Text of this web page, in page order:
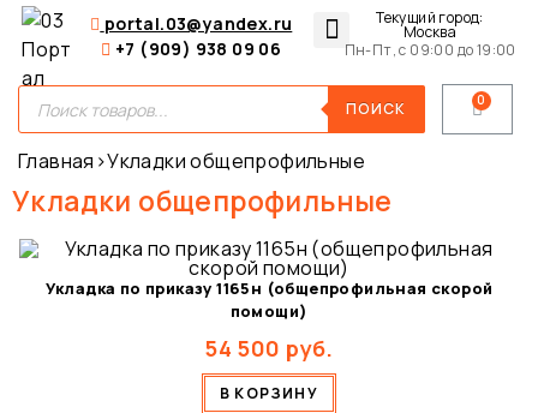
Текущий город:
Москва
Пн-Пт, с 09:00 до 19:00
portal.03@yandex.ru
+7 (909) 938 09 06
ПОИСК
Главная ›Укладки общепрофильные
Укладки общепрофильные
Укладка по приказу 1165н (общепрофильная скорой
помощи)
54 500 руб.
В КОРЗИНУ